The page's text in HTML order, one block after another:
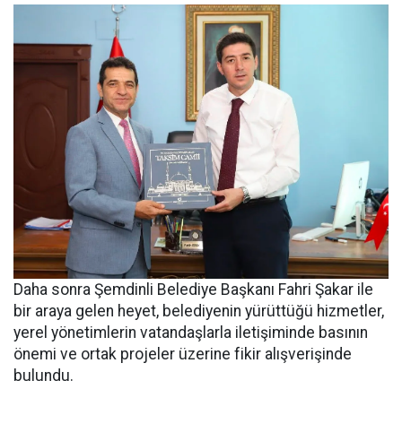
Daha sonra Şemdinli Belediye Başkanı Fahri Şakar ile
bir araya gelen heyet, belediyenin yürüttüğü hizmetler,
yerel yönetimlerin vatandaşlarla iletişiminde basının
önemi ve ortak projeler üzerine fikir alışverişinde
bulundu.